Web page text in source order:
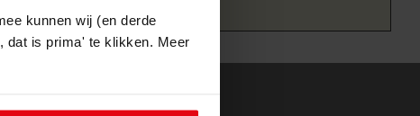
kunnen wij (en derde
dat is prima' te klikken. Meer